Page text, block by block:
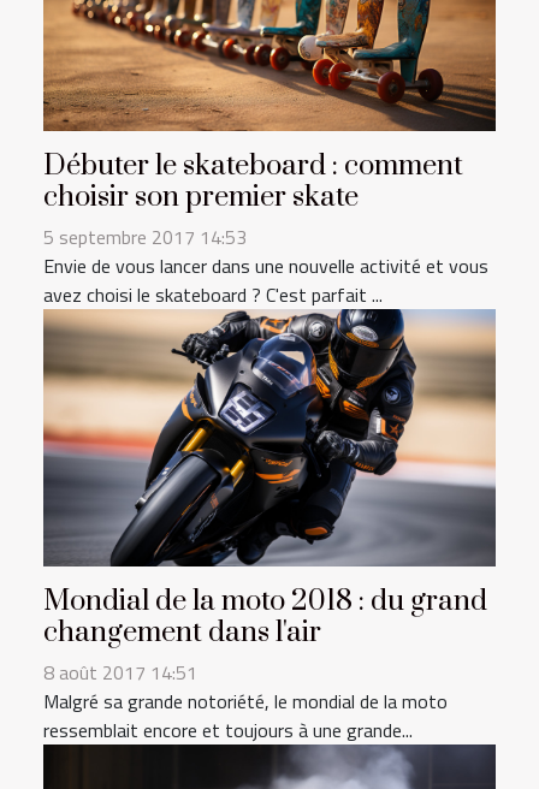
Débuter le skateboard : comment
choisir son premier skate
5 septembre 2017 14:53
Envie de vous lancer dans une nouvelle activité et vous
avez choisi le skateboard ? C'est parfait ...
Mondial de la moto 2018 : du grand
changement dans l'air
8 août 2017 14:51
Malgré sa grande notoriété, le mondial de la moto
ressemblait encore et toujours à une grande...